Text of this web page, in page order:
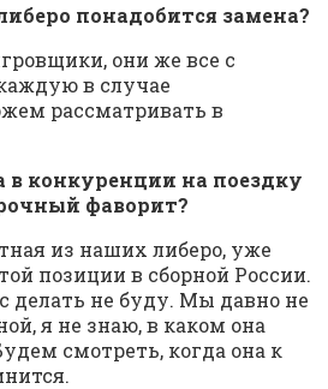
понадобится замена?
они же все с
в случае
рассматривать в
в конкуренции на поездку
фаворит?
из наших либеро, уже
позиции в сборной России.
делать не буду. Мы давно не
я не знаю, в каком она
смотреть, когда она к